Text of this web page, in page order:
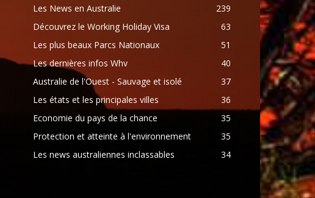
Les News en Australie
239
Découvrez le Working Holiday Visa
63
Les plus beaux Parcs Nationaux
51
Les dernières infos Whv
40
Australie de l'Ouest - Sauvage et isolé
37
Les états et les principales villes
36
Economie du pays de la chance
35
Protection et atteinte à l'environnement
35
Les news australiennes inclassables
34